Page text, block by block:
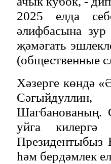
2025 елда
әлифбасына зур
җәмәгать
(общественные
Хәзерге көндә
Шагбанованың.
уйга
Президентыбыз
һәм бердәмлек